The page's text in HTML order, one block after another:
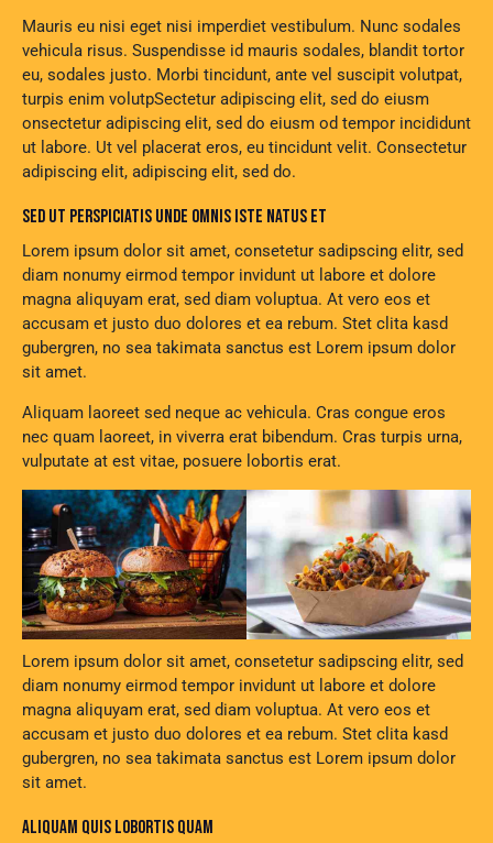
Mauris eu nisi eget nisi imperdiet vestibulum. Nunc sodales
vehicula risus. Suspendisse id mauris sodales, blandit tortor
eu, sodales justo. Morbi tincidunt, ante vel suscipit volutpat,
turpis enim volutpSectetur adipiscing elit, sed do eiusm
onsectetur adipiscing elit, sed do eiusm od tempor incididunt
ut labore. Ut vel placerat eros, eu tincidunt velit. Consectetur
adipiscing elit, adipiscing elit, sed do.
SED UT PERSPICIATIS UNDE OMNIS ISTE NATUS ET
Lorem ipsum dolor sit amet, consetetur sadipscing elitr, sed
diam nonumy eirmod tempor invidunt ut labore et dolore
magna aliquyam erat, sed diam voluptua. At vero eos et
accusam et justo duo dolores et ea rebum. Stet clita kasd
gubergren, no sea takimata sanctus est Lorem ipsum dolor
sit amet.
Aliquam laoreet sed neque ac vehicula. Cras congue eros
nec quam laoreet, in viverra erat bibendum. Cras turpis urna,
vulputate at est vitae, posuere lobortis erat.
Lorem ipsum dolor sit amet, consetetur sadipscing elitr, sed
diam nonumy eirmod tempor invidunt ut labore et dolore
magna aliquyam erat, sed diam voluptua. At vero eos et
accusam et justo duo dolores et ea rebum. Stet clita kasd
gubergren, no sea takimata sanctus est Lorem ipsum dolor
sit amet.
ALIQUAM QUIS LOBORTIS QUAM